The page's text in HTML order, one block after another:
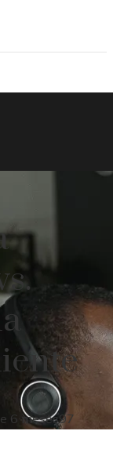
6 meses97